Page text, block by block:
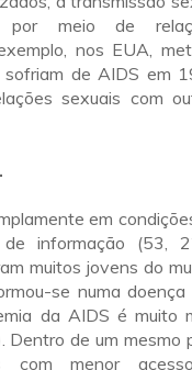
por meio de
nos EUA,
de AIDS em
sexuais com
em
informação (53,
muitos jovens do
se numa doença
da AIDS é muito
Dentro de um mesmo
com menor